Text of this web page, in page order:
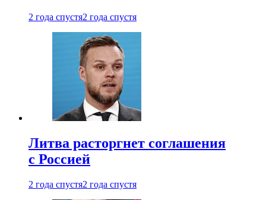
2 года спустя2 года спустя
Литва расторгнет соглашения
с Россией
2 года спустя2 года спустя